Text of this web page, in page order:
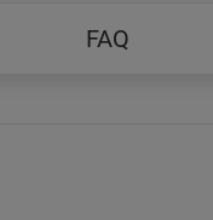
FAQ